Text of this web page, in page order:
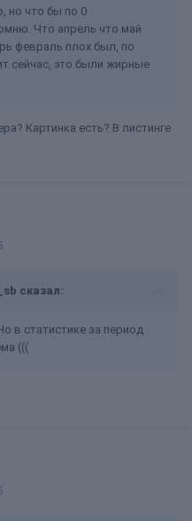
но что бы по 0
Что апрель что май
февраль плох был, по
сейчас, это были жирные
Картинка есть? В листинге
сказал:
в статистике за период
(((